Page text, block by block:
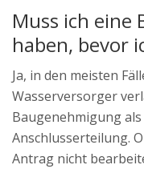
Muss ich eine
haben, bevor
Ja, in den meisten
Wasserversorger
Baugenehmigung
Anschlusserteilung.
Antrag nicht